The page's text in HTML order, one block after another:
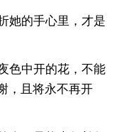
她的手心里，才是
色中开的花，不能
，且将永不再开